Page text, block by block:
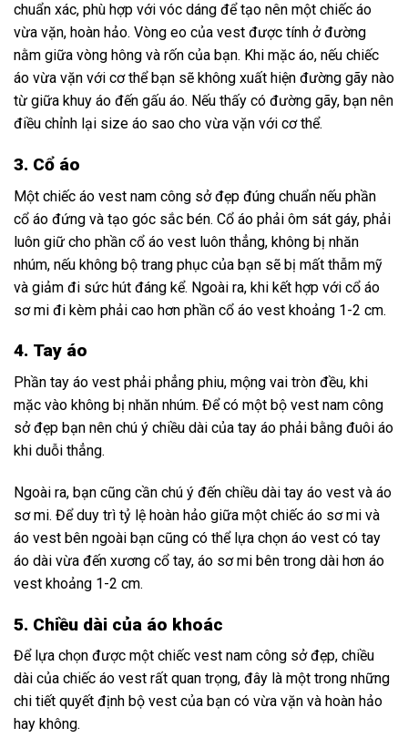
chuẩn xác, phù hợp với vóc dáng để tạo nên một chiếc áo
vừa vặn, hoàn hảo. Vòng eo của vest được tính ở đường
nằm giữa vòng hông và rốn của bạn. Khi mặc áo, nếu chiếc
áo vừa vặn với cơ thể bạn sẽ không xuất hiện đường gãy nào
từ giữa khuy áo đến gấu áo. Nếu thấy có đường gãy, bạn nên
điều chỉnh lại size áo sao cho vừa vặn với cơ thể.
3. Cổ áo
Một chiếc áo vest nam công sở đẹp đúng chuẩn nếu phần
cổ áo đứng và tạo góc sắc bén. Cổ áo phải ôm sát gáy, phải
luôn giữ cho phần cổ áo vest luôn thẳng, không bị nhăn
nhúm, nếu không bộ trang phục của bạn sẽ bị mất thẫm mỹ
và giảm đi sức hút đáng kể. Ngoài ra, khi kết hợp với cổ áo
sơ mi đi kèm phải cao hơn phần cổ áo vest khoảng 1-2 cm.
4. Tay áo
Phần tay áo vest phải phẳng phiu, mộng vai tròn đều, khi
mặc vào không bị nhăn nhúm. Để có một bộ vest nam công
sở đẹp bạn nên chú ý chiều dài của tay áo phải bằng đuôi áo
khi duỗi thẳng.
Ngoài ra, bạn cũng cần chú ý đến chiều dài tay áo vest và áo
sơ mi. Để duy trì tỷ lệ hoàn hảo giữa một chiếc áo sơ mi và
áo vest bên ngoài bạn cũng có thể lựa chọn áo vest có tay
áo dài vừa đến xương cổ tay, áo sơ mi bên trong dài hơn áo
vest khoảng 1-2 cm.
5. Chiều dài của áo khoác
Để lựa chọn được một chiếc vest nam công sở đẹp, chiều
dài của chiếc áo vest rất quan trọng, đây là một trong những
chi tiết quyết định bộ vest của bạn có vừa vặn và hoàn hảo
hay không.